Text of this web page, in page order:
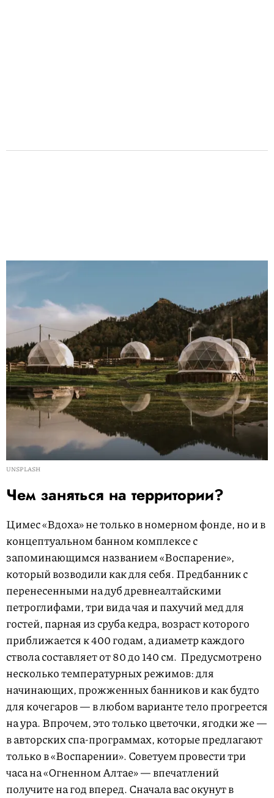
UNSPLASH
Чем заняться на территории?
Цимес «Вдоха» не только в номерном фонде, но и в
концептуальном банном комплексе с
запоминающимся названием «Воспарение»,
который возводили как для себя. Предбанник с
перенесенными на дуб древнеалтайскими
петроглифами, три вида чая и пахучий мед для
гостей, парная из сруба кедра, возраст которого
приближается к 400 годам, а диаметр каждого
ствола составляет от 80 до 140 см. Предусмотрено
несколько температурных режимов: для
начинающих, прожженных банников и как будто
для кочегаров — в любом варианте тело прогреется
на ура. Впрочем, это только цветочки, ягодки же —
в авторских спа-программах, которые предлагают
только в «Воспарении». Советуем провести три
часа на «Огненном Алтае» — впечатлений
получите на год вперед. Сначала вас окунут в